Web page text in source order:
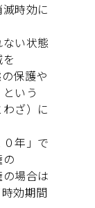
時効に
い状態
保護や
いう
ざ）に
年」で
場合は
効期間